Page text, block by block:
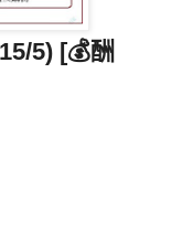
5) [💰酬